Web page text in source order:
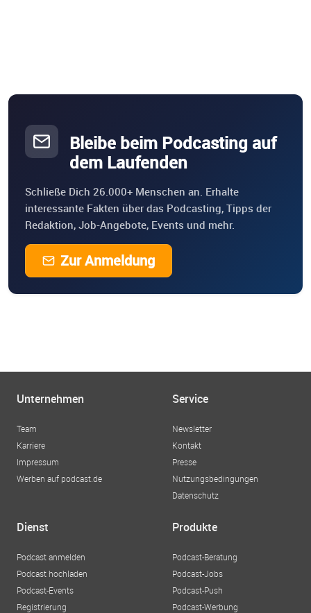
Bleibe beim Podcasting auf
dem Laufenden
Schließe Dich 26.000+ Menschen an. Erhalte
interessante Fakten über das Podcasting, Tipps der
Redaktion, Job-Angebote, Events und mehr.
Zur Anmeldung
Unternehmen
Team
Karriere
Impressum
Werben auf podcast.de
Service
Newsletter
Kontakt
Presse
Nutzungsbedingungen
Datenschutz
Dienst
Podcast anmelden
Podcast hochladen
Podcast-Events
Registrierung
Produkte
Podcast-Beratung
Podcast-Jobs
Podcast-Push
Podcast-Werbung